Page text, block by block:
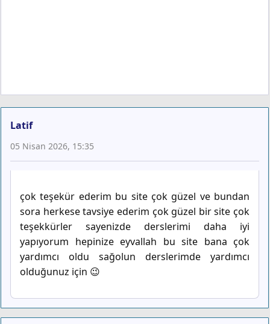
Latif
05 Nisan 2026, 15:35
çok teşekür ederim bu site çok güzel ve bundan
sora herkese tavsiye ederim çok güzel bir site çok
teşekkürler sayenizde derslerimi daha iyi
yapıyorum hepinize eyvallah bu site bana çok
yardımcı oldu sağolun derslerimde yardımcı
olduğunuz için 😉